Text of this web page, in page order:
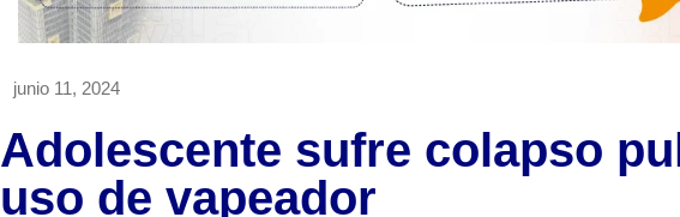
junio 11, 2024
Adolescente sufre colapso
uso de vapeador